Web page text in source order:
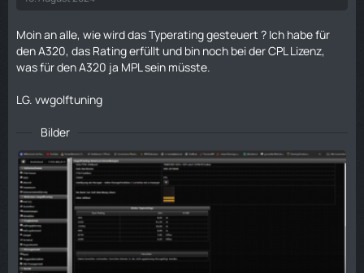
Moin an alle, wie wird das Typerating gesteuert ? Ich habe für
den A320, das Rating erfüllt und bin noch bei der CPL Lizenz,
was für den A320 ja MPL sein müsste.
LG. vwgolftuning
Bilder